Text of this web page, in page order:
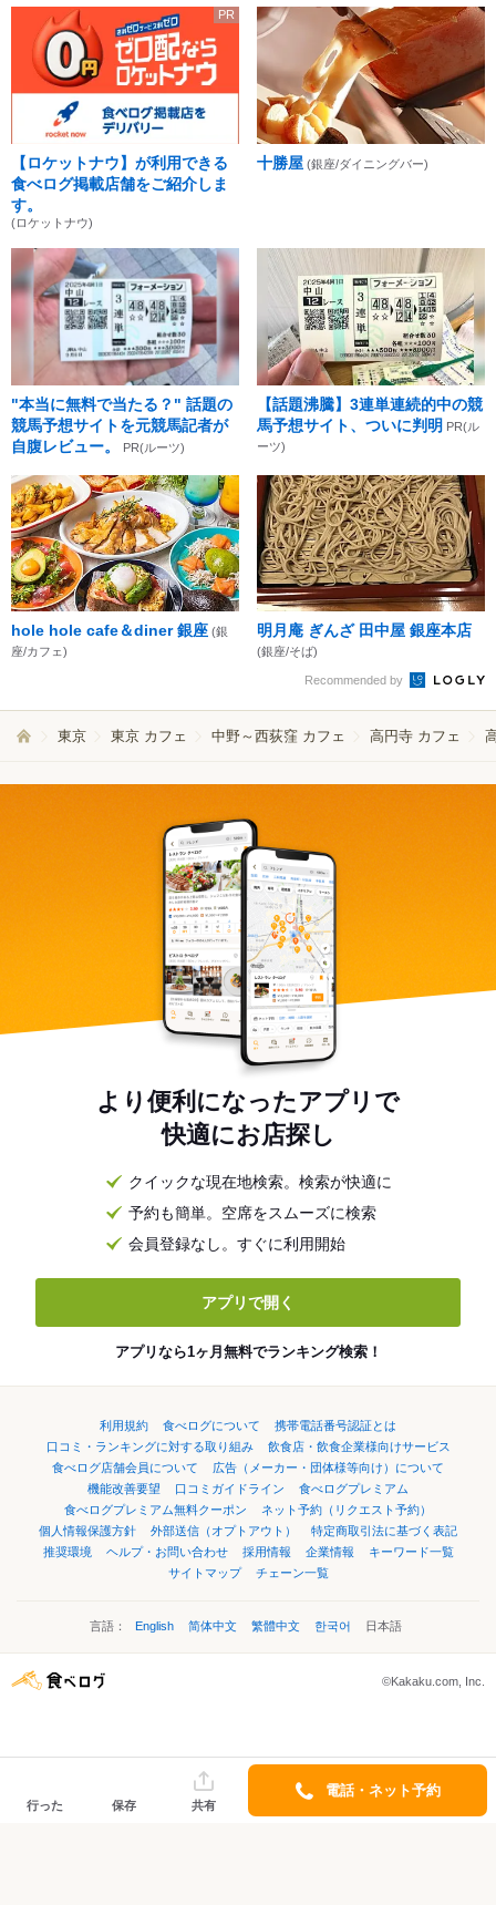
PR
【ロケットナウ】が利用できる
食べログ掲載店舗をご紹介しま
す。
(ロケットナウ)
十勝屋 (銀座/ダイニングバー)
"本当に無料で当たる？" 話題の
競馬予想サイトを元競馬記者が
自腹レビュー。
PR(ルーツ)
【話題沸騰】3連単連続的中の競
馬予想サイト、ついに判明 PR(ル
ーツ)
hole hole cafe＆diner 銀座 (銀
座/カフェ)
明月庵 ぎんざ 田中屋 銀座本店
(銀座/そば)
Recommended by
東京 東京 カフェ 中野～西荻窪 カフェ 高円寺 カフェ
より便利になったアプリで
快適にお店探し
クイックな現在地検索。検索が快適に
予約も簡単。空席をスムーズに検索
会員登録なし。すぐに利用開始
アプリで開く
アプリなら1ヶ月無料でランキング検索！
利用規約 食べログについて
携帯電話番号認証とは
口コミ・ランキングに対する取り組み
飲食店・飲食企業様向けサービス
食べログ店舗会員について
広告（メーカー・団体様等向け）について
機能改善要望
口コミガイドライン
食べログプレミアム
食べログプレミアム無料クーポン
ネット予約（リクエスト予約）
個人情報保護方針
外部送信（オプトアウト）
特定商取引法に基づく表記
推奨環境
ヘルプ・お問い合わせ 採用情報 企業情報
キーワード一覧
サイトマップ
チェーン一覧
言語： English 简体中文 繁體中文 한국어 日本語
©Kakaku.com, Inc.
行った 保存 共有
電話・ネット予約